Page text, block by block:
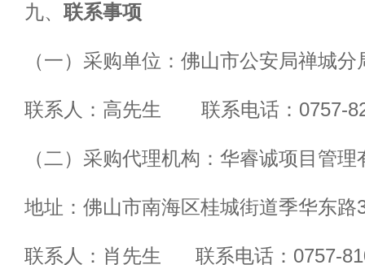
九、 联系事项
（一）采购单位：佛山市公安局禅城分
联系人：高先生 联系电话：0757-
（二）采购代理机构：华睿诚项目管理
地址：佛山市南海区桂城街道季华东路
联系人：肖先生 联系电话：0757-